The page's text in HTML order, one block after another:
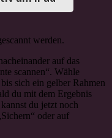
werden.
auf das
scannen“. Wähle
sich ein gelber Rahmen
du mit dem Ergebnis
du jetzt noch
oder auf